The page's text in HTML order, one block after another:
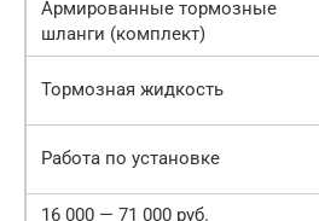
Армированные тормозные
шланги (комплект)
Тормозная жидкость
Работа по установке
16 000 — 71 000 руб.